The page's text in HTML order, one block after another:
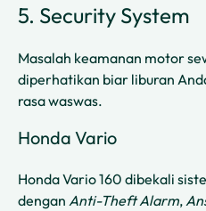
5. Security System
Masalah keamanan motor
diperhatikan biar liburan
rasa waswas.
Honda Vario
Honda Vario 160 dibekali
dengan Anti-Theft Alarm,